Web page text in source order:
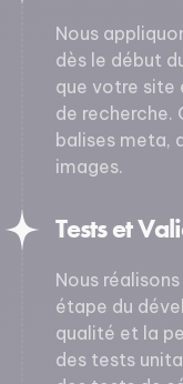
Nous
dès le début
que votre site
de recherche.
balises meta,
images.
Tests et
Nous
étape du
qualité et la
des tests